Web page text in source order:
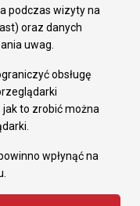
podczas wizyty na
oraz danych
uwag.
obsługę
to zrobić można
wpłynąć na